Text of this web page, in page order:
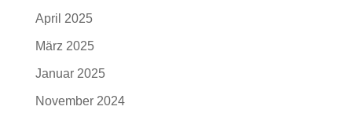
April 2025
März 2025
Januar 2025
November 2024